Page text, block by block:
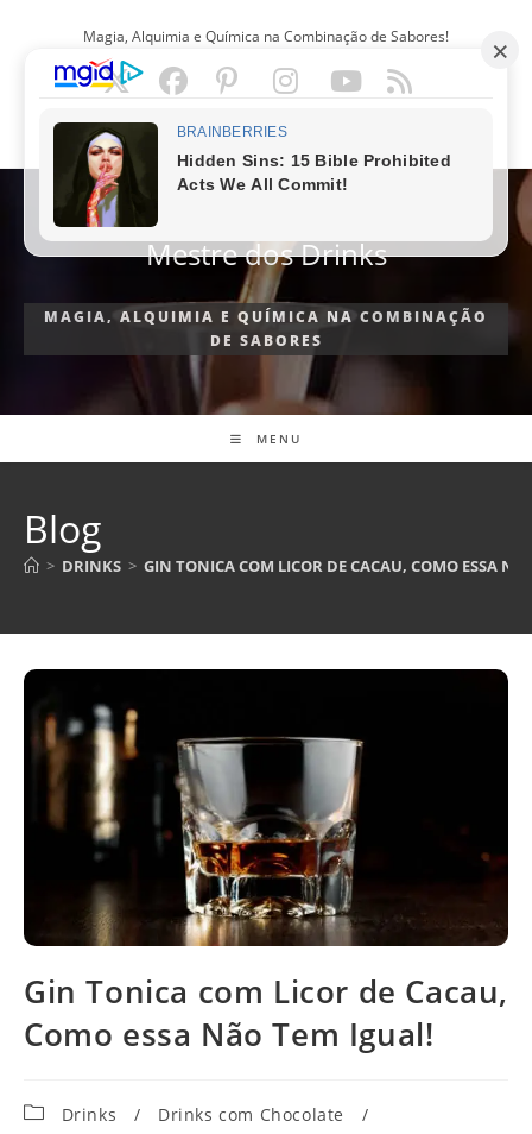
Magia, Alquimia e Química na Combinação de Sabores!
PORTUGUÊS
Mestre dos Drinks
MAGIA, ALQUIMIA E QUÍMICA NA COMBINAÇÃO
DE SABORES
MENU
Blog
> DRINKS > GIN TONICA COM LICOR DE CACAU, COMO ESSA
Gin Tonica com Licor de Cacau,
Como essa Não Tem Igual!
Categoria
Drinks / Drinks com Chocolate
/